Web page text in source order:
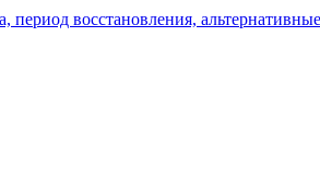
восстановления,